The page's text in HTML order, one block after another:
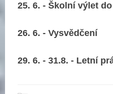
25. 6. - Školní výlet
26. 6. - Vysvědčení
29. 6. - 31.8. - Letní